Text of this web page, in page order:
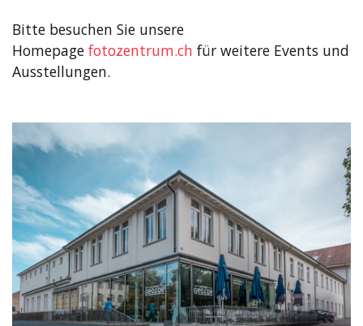
Bitte besuchen Sie unsere
Homepage fotozentrum.ch für weitere Events und
Ausstellungen.